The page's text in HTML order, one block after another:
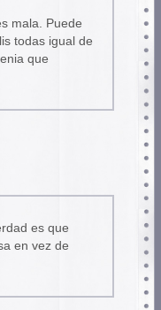
mala. Puede
todas igual de
que
es que
en vez de